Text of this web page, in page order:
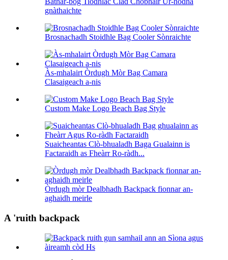
gnàthaichte
Brosnachadh Stoidhle Bag Cooler Sònraichte
Às-mhalairt Òrdugh Mòr Bag Camara
Clasaigeach a-nis
Custom Make Logo Beach Bag Style
Suaicheantas Clò-bhualadh Baga Gualainn is
Factaraidh as Fheàrr Ro-ràdh...
Òrdugh mòr Dealbhadh Backpack fionnar an-
aghaidh meirle
A 'ruith backpack